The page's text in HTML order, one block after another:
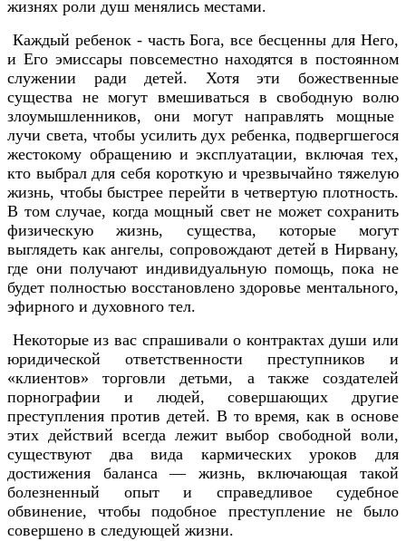
жизнях роли душ менялись местами.
Каждый ребенок - часть Бога, все бесценны для Него,
и Его эмиссары повсеместно находятся в постоянном
служении ради детей. Хотя эти божественные
существа не могут вмешиваться в свободную волю
злоумышленников, они могут направлять мощные
лучи света, чтобы усилить дух ребенка, подвергшегося
жестокому обращению и эксплуатации, включая тех,
кто выбрал для себя короткую и чрезвычайно тяжелую
жизнь, чтобы быстрее перейти в четвертую плотность.
В том случае, когда мощный свет не может сохранить
физическую жизнь, существа, которые могут
выглядеть как ангелы, сопровождают детей в Нирвану,
где они получают индивидуальную помощь, пока не
будет полностью восстановлено здоровье ментального,
эфирного и духовного тел.
Некоторые из вас спрашивали о контрактах души или
юридической ответственности преступников и
«клиентов» торговли детьми, а также создателей
порнографии и людей, совершающих другие
преступления против детей. В то время, как в основе
этих действий всегда лежит выбор свободной воли,
существуют два вида кармических уроков для
достижения баланса — жизнь, включающая такой
болезненный опыт и справедливое судебное
обвинение, чтобы подобное преступление не было
совершено в следующей жизни.